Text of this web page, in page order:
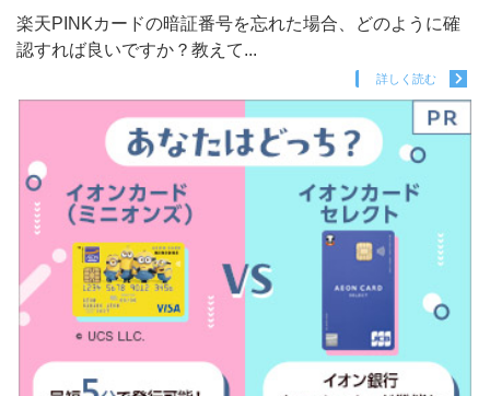
楽天PINKカードの暗証番号を忘れた場合、どのように確
認すれば良いですか？教えて...
詳しく読む